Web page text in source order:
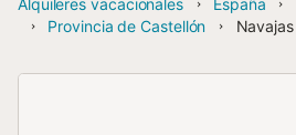
Alquileres vacacionales España
Provincia de Castellón
Navajas